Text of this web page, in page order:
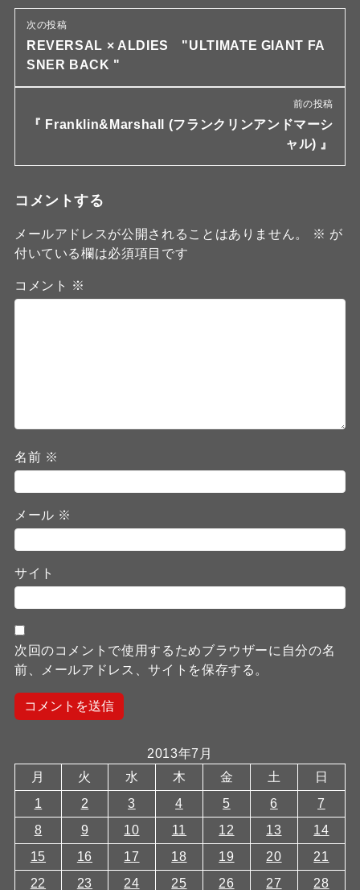
次の投稿
REVERSAL × ALDIES "ULTIMATE GIANT FA
SNER BACK "
前の投稿
『 Franklin&Marshall (フランクリンアンドマーシ
ャル) 』
コメントする
メールアドレスが公開されることはありません。 ※ が
付いている欄は必須項目です
コメント ※
名前 ※
メール ※
サイト
次回のコメントで使用するためブラウザーに自分の名
前、メールアドレス、サイトを保存する。
2013年7月
月
火 水 木 金 土
日
1
2 3 4 5 6
7
8
9 10 11 12 13
14
15
16 17 18 19 20
21
22
23 24 25 26 27 28